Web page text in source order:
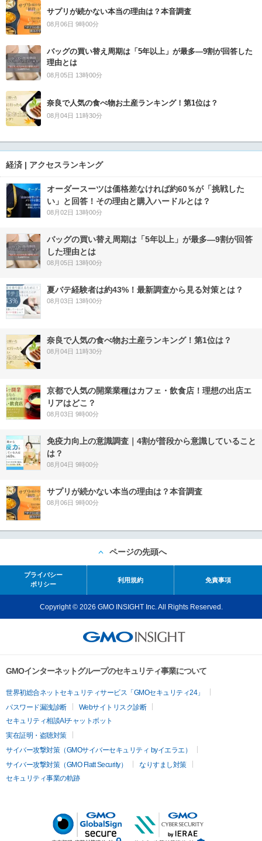
サプリが続かない本当の理由は？本音調査
08月06日 9時00分
バッグの買い替え周期は「5年以上」が最多―9割が回答した
理由とは
08月05日 13時00分
奈良で人気の食べ物お土産ランキング！第1位は？
08月04日 11時30分
経済 | アクセスランキング
オーダースーツは価格差なければ約60％が「挑戦した
い」と回答！その理由と購入ハードルとは？
08月02日 13時00分
バッグの買い替え周期は「5年以上」が最多―9割が回答
した理由とは
08月05日 13時00分
夏バテ経験者は約43%！最新調査から見る対策とは？
08月03日 13時00分
奈良で人気の食べ物お土産ランキング！第1位は？
08月04日 11時30分
京都で人気の開業業種はカフェ・飲食店！理想の出店エ
リアはどこ？
08月03日 9時00分
免疫力向上の意識調査｜4割が普段から意識していること
は？
08月04日 9時00分
サプリが続かない本当の理由は？本音調査
08月06日 9時00分
ページの先頭へ
プライバシー
ポリシー
利用規約 免責事項
Copyright © 2026 GMO INSIGHT Inc. All Rights Reserved.
GMOインターネットグループのセキュリティ事業について
世界初総合ネットセキュリティサービス「GMOセキュリティ24」
パスワード漏洩診断
Webサイトリスク診断
セキュリティ相談AIチャットボット
実在証明・盗聴対策
サイバー攻撃対策（GMOサイバーセキュリティ byイエラエ）
サイバー攻撃対策（GMO Flatt Security）
なりすまし対策
セキュリティ事業の軌跡